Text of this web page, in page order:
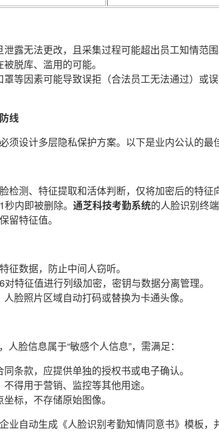
露无法更改，且采集过程可能超出员工知情范围
脱库、滥用的可能。
罩等因素可能导致误拒（合法员工无法通过）或
线
须设计多层隐私保护方案。以下是业内公认的最
检测、特征提取和活体判断，仅将加密后的特征
秒内即被删除。通芝科技考勤系统的人脸识别终
留特征值。
征数据，防止中间人窃听。
特征值进行列级加密，密钥与数据分离管理。
脸照片区域自动打码或替换为卡通头像。
脸信息属于“敏感个人信息”，需满足：
条款，应提供单独的授权书或电子确认。
得用于营销、监控等其他用途。
标，不存储原始图像。
业自动生成《人脸识别考勤知情同意书》模板，